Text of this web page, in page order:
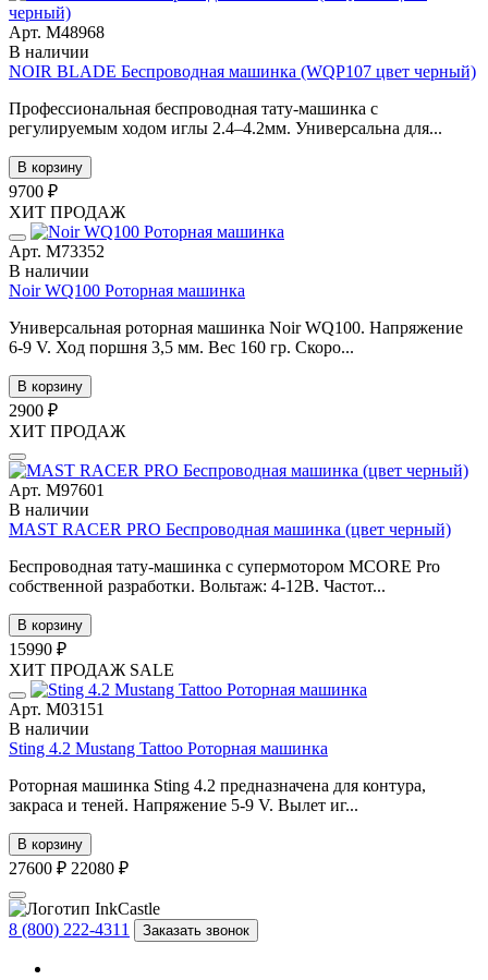
Арт. М48968
В наличии
NOIR BLADE Беспроводная машинка (WQP107 цвет черный)
Профессиональная беспроводная тату-машинка с
регулируемым ходом иглы 2.4–4.2мм. Универсальна для...
В корзину
9700 ₽
ХИТ ПРОДАЖ
Арт. М73352
В наличии
Noir WQ100 Роторная машинка
Универсальная роторная машинка Noir WQ100. Напряжение
6-9 V. Ход поршня 3,5 мм. Вес 160 гр. Скоро...
В корзину
2900 ₽
ХИТ ПРОДАЖ
Арт. М97601
В наличии
MAST RACER PRO Беспроводная машинка (цвет черный)
Беспроводная тату-машинка с супермотором MCORE Pro
собственной разработки. Вольтаж: 4-12В. Частот...
В корзину
15990 ₽
ХИТ ПРОДАЖ SALE
Арт. М03151
В наличии
Sting 4.2 Mustang Tattoo Роторная машинка
Роторная машинка Sting 4.2 предназначена для контура,
закраса и теней. Напряжение 5-9 V. Вылет иг...
В корзину
27600 ₽ 22080 ₽
8 (800) 222-4311 Заказать звонок